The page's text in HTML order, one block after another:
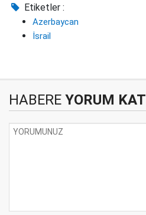
Etiketler :
Azerbaycan
İsrail
HABERE YORUM KAT